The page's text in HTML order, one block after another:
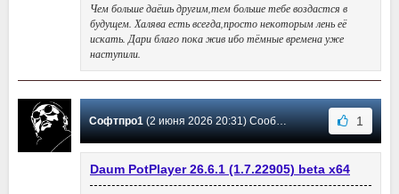
Чем больше даёшь другим,тем больше тебе воздастся в
будущем. Халява есть всегда,просто некоторым лень её
искать. Дари благо пока жив ибо тёмные времена уже
наступили.
Софтпро1(2 июня 2026 20:31) Сообщение #5727 1
Daum PotPlayer 26.6.1 (1.7.22905) beta х64